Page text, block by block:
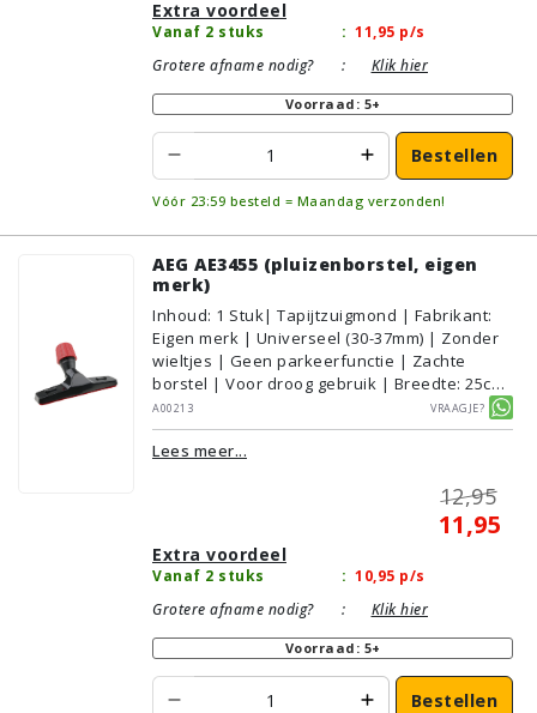
Extra voordeel
Vanaf 2 stuks : 11,95 p/s
Grotere afname nodig?
: Klik hier
Voorraad: 5+
Bestellen
Vóór 23:59 besteld = Maandag verzonden!
AEG AE3455 (pluizenborstel, eigen
merk)
Inhoud: 1 Stuk| Tapijtzuigmond | Fabrikant:
Eigen merk | Universeel (30-37mm) | Zonder
wieltjes | Geen parkeerfunctie | Zachte
borstel | Voor droog gebruik | Breedte: 25cm
| Zonder verlichting | Zonder kliksysteem |
Zwart | Alternatief | Geschikt voor:
Tapijt/Vloerbedekking
A00213 Vraagje?
Lees meer...
12,95
11,95
Extra voordeel
Vanaf 2 stuks : 10,95 p/s
Grotere afname nodig?
: Klik hier
Voorraad: 5+
Bestellen